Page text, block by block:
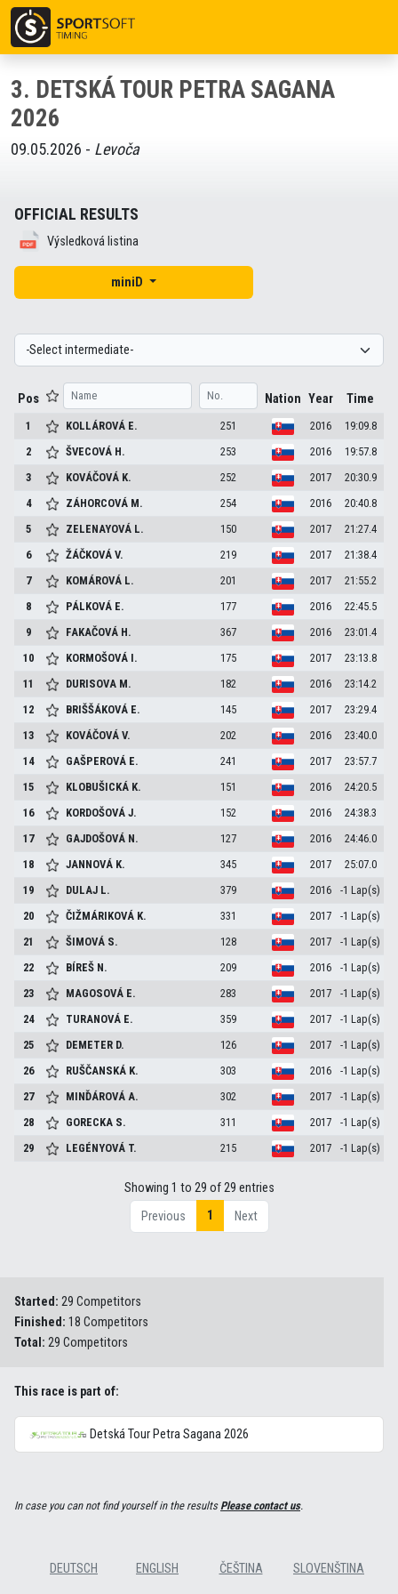
3. DETSKÁ TOUR PETRA SAGANA
2026
09.05.2026 - Levoča
OFFICIAL RESULTS
Výsledková listina
miniD
Pos Nation Year Time
1 KOLLÁROVÁ E. 251 2016
19:09.8
2
ŠVECOVÁ H. 253 2016
19:57.8
3
KOVÁČOVÁ K. 252 2017
20:30.9
4
ZÁHORCOVÁ M. 254 2016
20:40.8
5
ZELENAYOVÁ L. 150 2017
21:27.4
6
ŽÁČKOVÁV. 219 2017
21:38.4
7
KOMÁROVÁ L. 201 2017
21:55.2
8
PÁLKOVÁ E. 177 2016
22:45.5
9
FAKAČOVÁ H. 367 2016
23:01.4
10
KORMOŠOVÁ I. 175 2017
23:13.8
11
DURISOVA M. 182 2016
23:14.2
12
BRIŠŠÁKOVÁ E. 145 2017
23:29.4
13
KOVÁČOVÁV. 202 2016
23:40.0
14
GAŠPEROVÁ E. 241 2017
23:57.7
15
KLOBUŠICKÁ K. 151 2016
24:20.5
16
KORDOŠOVÁJ. 152 2016
24:38.3
17
GAJDOŠOVÁ N. 127 2016
24:46.0
18
JANNOVÁ K. 345 2017
25:07.0
19
DULAJ L. 379 2016
-1 Lap(s)
20
ČIŽMÁRIKOVÁ K. 331 2017
-1 Lap(s)
21
ŠIMOVÁ S. 128 2017
-1 Lap(s)
22
BÍREŠ N. 209 2016
-1 Lap(s)
23
MAGOSOVÁ E. 283 2017
-1 Lap(s)
24
TURANOVÁ E. 359 2017
-1 Lap(s)
25
DEMETER D. 126 2017
-1 Lap(s)
26
RUŠČANSKÁ K. 303 2016
-1 Lap(s)
27
MINĎÁROVÁA. 302 2017
-1 Lap(s)
28
GORECKA S. 311 2017
-1 Lap(s)
29
LEGÉNYOVÁ T. 215 2017 -1 Lap(s)
Showing 1 to 29 of 29 entries
Previous
1 Next
Started: 29 Competitors
Finished: 18 Competitors
Total: 29 Competitors
This race is part of:
Detská Tour Petra Sagana 2026
In case you can not find yourself in the resultsPlease contact us.
DEUTSCH ENGLISH ČEŠTINA SLOVENŠTINA